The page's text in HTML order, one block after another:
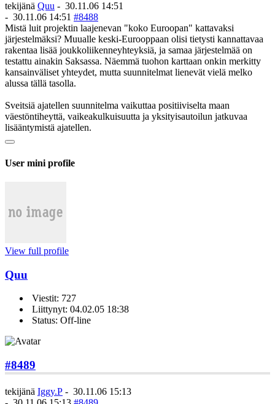
tekijänä Quu - 30.11.06 14:51
- 30.11.06 14:51 #8488
Mistä luit projektin laajenevan "koko Euroopan" kattavaksi
järjestelmäksi? Muualle keski-Eurooppaan olisi tietysti kannattavaa
rakentaa lisää joukkoliikenneyhteyksiä, ja samaa järjestelmää on
testattu ainakin Saksassa. Näemmä tuohon karttaan onkin merkitty
kansainväliset yhteydet, mutta suunnitelmat lienevät vielä melko
alussa tällä tasolla.
Sveitsiä ajatellen suunnitelma vaikuttaa positiiviselta maan
väestöntiheyttä, vaikeakulkuisuutta ja yksityisautoilun jatkuvaa
lisääntymistä ajatellen.
User mini profile
View full profile
Quu
Viestit: 727
Liittynyt: 04.02.05 18:38
Status: Off-line
#8489
tekijänä Iggy.P - 30.11.06 15:13